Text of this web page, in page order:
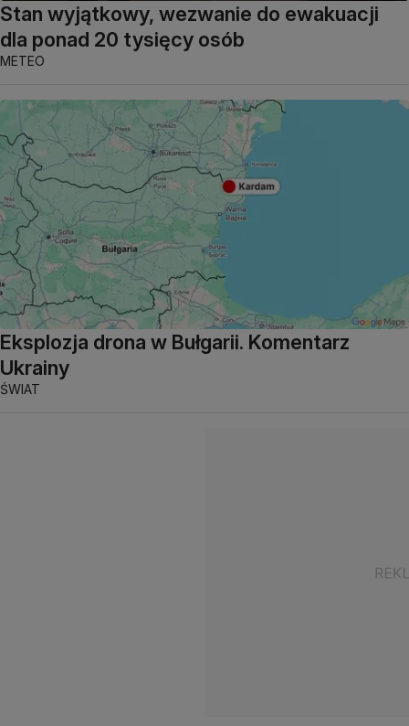
Stan wyjątkowy, wezwanie do ewakuacji
dla ponad 20 tysięcy osób
METEO
Eksplozja drona w Bułgarii. Komentarz
Ukrainy
ŚWIAT